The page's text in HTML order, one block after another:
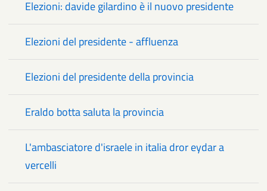
Elezioni: davide gilardino è il nuovo presidente
Elezioni del presidente - affluenza
Elezioni del presidente della provincia
Eraldo botta saluta la provincia
L'ambasciatore d'israele in italia dror eydar a
vercelli